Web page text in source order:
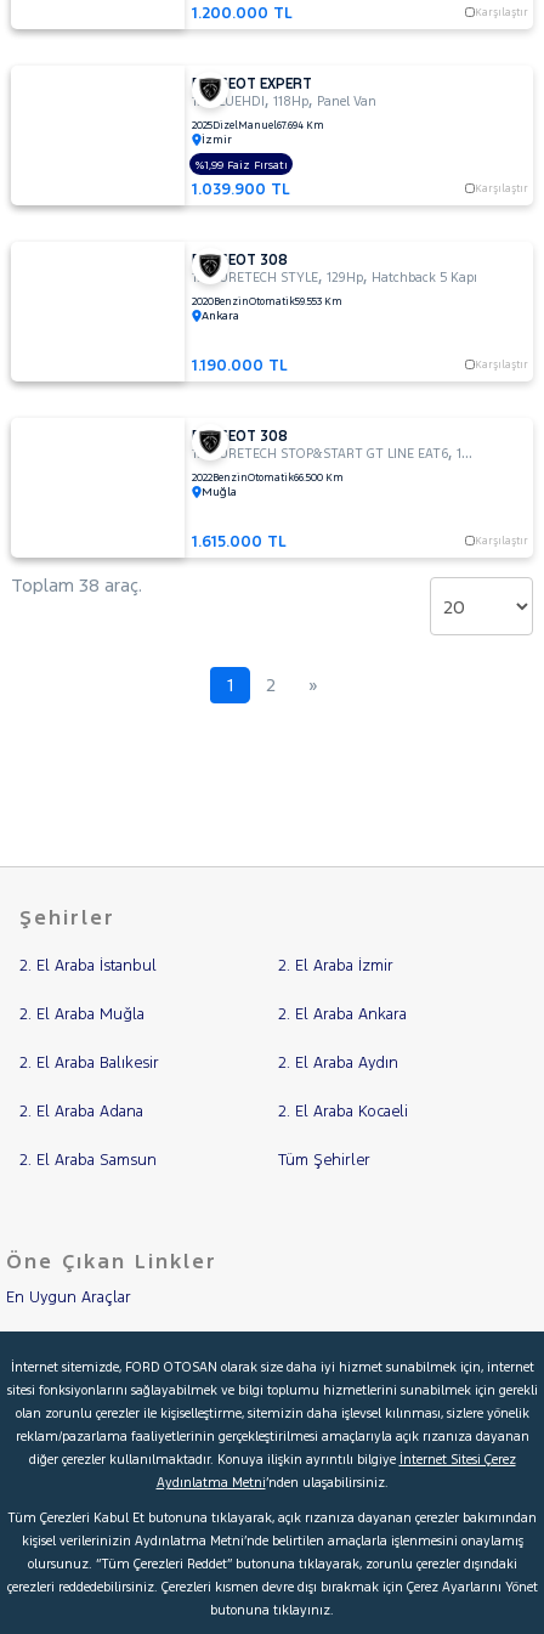
1.200.000 TL Karşılaştır
PEUGEOT EXPERT
1.5 BLUEHDI ,118Hp, Panel Van
2025DizelManuel67.694 Km
İzmir
1.039.900 TL Karşılaştır
%1,99 Faiz Fırsatı
PEUGEOT 308
1.2 PURETECH STYLE,129Hp, Hatchback 5 Kapı
2020BenzinOtomatik59.553 Km
Ankara
1.190.000 TL Karşılaştır
PEUGEOT 308
1.2 PURETECH STOP&START GT LINE EAT6,129Hp
2022BenzinOtomatik66.500 Km
Muğla
1.615.000 TL Karşılaştır
Toplam 38 araç.
1 2 »
Şehirler
2. El Araba İstanbul 2. El Araba İzmir
2. El Araba Muğla 2. El Araba Ankara
2. El Araba Balıkesir 2. El Araba Aydın
2. El Araba Adana 2. El Araba Kocaeli
2. El Araba Samsun Tüm Şehirler
Öne Çıkan Linkler
En Uygun Araçlar
İkinci El Garanti
Kampanyalar
Kredi Hesaplama & Başvuru
© 2026 Ford Türkiye Ford Kurumsal Hakkımızda
Şartlar & Kişisel Verilerin Korunması S.S.S.
İnternet sitemizde, FORD OTOSAN olarak size daha iyi hizmet sunabilmek için, internet
sitesi fonksiyonlarını sağlayabilmek ve bilgi toplumu hizmetlerini sunabilmek için gerekli
olan zorunlu çerezler ile kişiselleştirme, sitemizin daha işlevsel kılınması, sizlere yönelik
reklam/pazarlama faaliyetlerinin gerçekleştirilmesi amaçlarıyla açık rızanıza dayanan
diğer çerezler kullanılmaktadır. Konuya ilişkin ayrıntılı bilgiye İnternet Sitesi Çerez
Aydınlatma Metni’nden ulaşabilirsiniz.
Tüm Çerezleri Kabul Et butonuna tıklayarak, açık rızanıza dayanan çerezler bakımından
kişisel verilerinizin Aydınlatma Metni’nde belirtilen amaçlarla işlenmesini onaylamış
olursunuz. “Tüm Çerezleri Reddet” butonuna tıklayarak, zorunlu çerezler dışındaki
çerezleri reddedebilirsiniz. Çerezleri kısmen devre dışı bırakmak için Çerez Ayarlarını Yönet
butonuna tıklayınız.